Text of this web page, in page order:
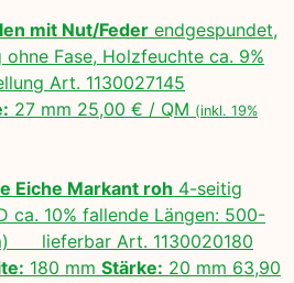
mit Nut/Feder endgespundet,
Fase, Holzfeuchte ca. 9%
Art. 1130027145
27 mm 25,00 € / QM (inkl. 19%
Eiche Markant roh 4-seitig
ca. 10% fallende Längen: 500-
lieferbar Art. 1130020180
180 mm Stärke: 20 mm 63,90